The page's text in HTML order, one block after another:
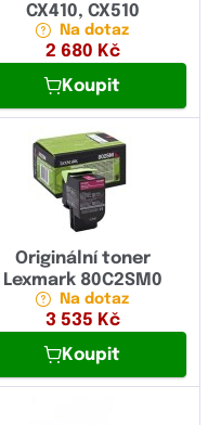
CX410, CX510
Na dotaz
2 680 Kč
Koupit
Originální toner
Lexmark 80C2SM0
Na dotaz
3 535 Kč
Koupit